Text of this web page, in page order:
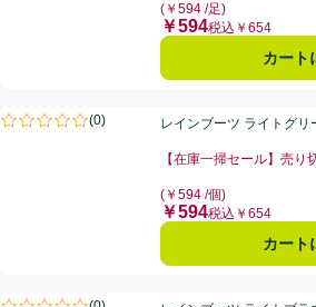
(￥594 /足)
価格
￥594税込￥654
カート
レインブーツ ライトグリーン18CM トップ
(0)
評価は0件のレビューで5点中0.0点。
レインブーツ ライトグ
【在庫一掃セール】売り
(￥594 /個)
価格
￥594税込￥654
カート
レインブーツ ライトブラウン19CM トップ